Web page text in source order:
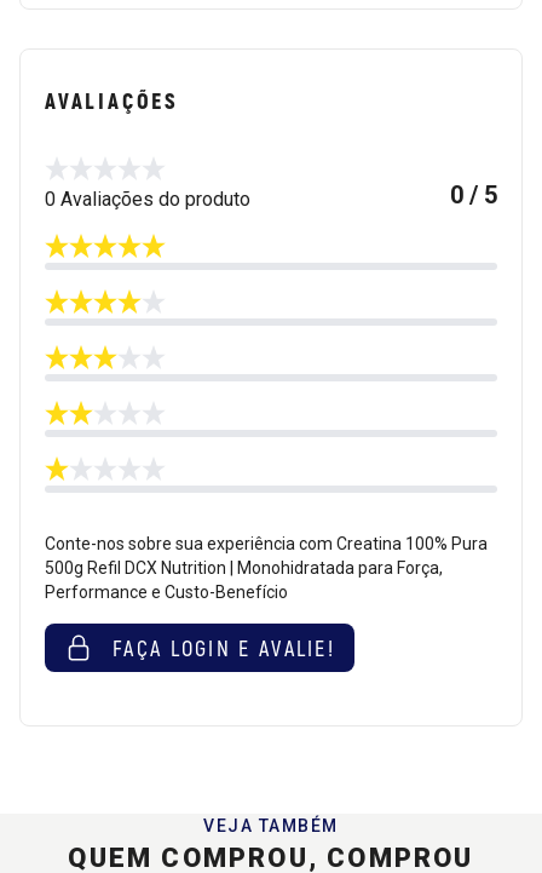
AVALIAÇÕES
0 Avaliações do produto 0 / 5
Conte-nos sobre sua experiência com Creatina 100% Pura
500g Refil DCX Nutrition | Monohidratada para Força,
Performance e Custo-Benefício
FAÇA LOGIN E AVALIE!
VEJA TAMBÉM
QUEM COMPROU, COMPROU